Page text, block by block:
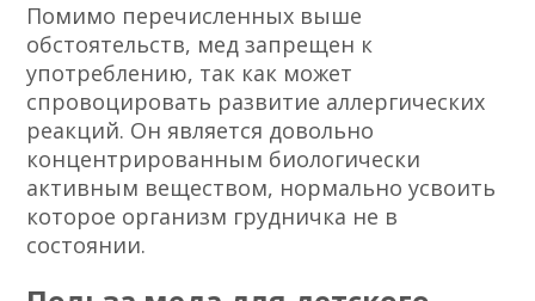
Помимо перечисленных выше
обстоятельств, мед запрещен к
употреблению, так как может
спровоцировать развитие аллергических
реакций. Он является довольно
концентрированным биологически
активным веществом, нормально усвоить
которое организм грудничка не в
состоянии.